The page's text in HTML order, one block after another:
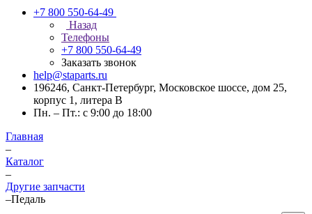
+7 800 550-64-49
Назад
Телефоны
+7 800 550-64-49
Заказать звонок
help@staparts.ru
196246, Санкт-Петербург, Московское шоссе, дом 25,
корпус 1, литера В
Пн. – Пт.: с 9:00 до 18:00
Главная
–
Каталог
–
Другие запчасти
–Педаль